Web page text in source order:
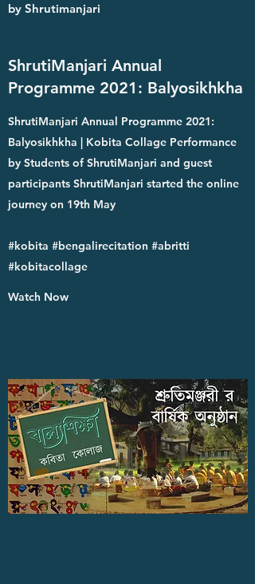
by Shrutimanjari
ShrutiManjari Annual
Programme 2021: Balyosikhkha
ShrutiManjari Annual Programme 2021:
Balyosikhkha | Kobita Collage Performance
by Students of ShrutiManjari and guest
participants ShrutiManjari started the online
journey on 19th May
#kobita #bengalirecitation #abritti
#kobitacollage
Watch Now